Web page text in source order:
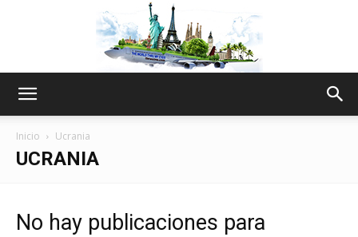
Inicio Ucrania
UCRANIA
No hay publicaciones para